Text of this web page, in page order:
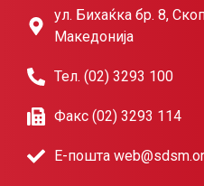
ул. Бихаќка бр. 8,
Македонија
Тел. (02) 3293 100
Факс (02) 3293 114
Е-пошта